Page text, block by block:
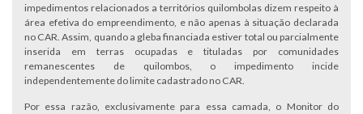
impedimentos relacionados a territórios quilombolas dizem respeito à
área efetiva do empreendimento, e não apenas à situação declarada
no CAR. Assim, quando a gleba financiada estiver total ou parcialmente
inserida em terras ocupadas e tituladas por comunidades
remanescentes de quilombos, o impedimento incide
independentemente do limite cadastrado no CAR.
Por essa razão, exclusivamente para essa camada, o Monitor do